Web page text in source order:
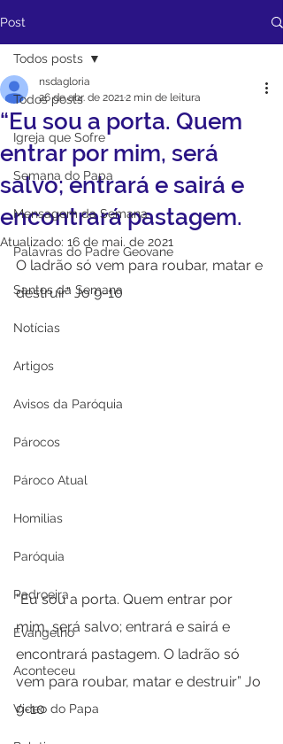
Post
Todos posts
Igreja que Sofre
Semana do Papa
Mensagem da Semana
Palavras do Padre Geovane
Santos da Semana
Notícias
Artigos
Avisos da Paróquia
Párocos
Pároco Atual
Homilias
Paróquia
Padroeira
Evangelho
Aconteceu
Video do Papa
Todos posts
“Eu sou a porta. Quem
entrar por mim, será
salvo; entrará e sairá e
encontrará pastagem.
nsdagloria
26 de abr. de 20212 min de leitura
Atualizado: 16 de mai. de 2021
O ladrão só vem para roubar, matar e
destruir” Jo 9-10
“Eu sou a porta. Quem entrar por
mim, será salvo; entrará e sairá e
encontrará pastagem. O ladrão só
vem para roubar, matar e destruir” Jo
9-10